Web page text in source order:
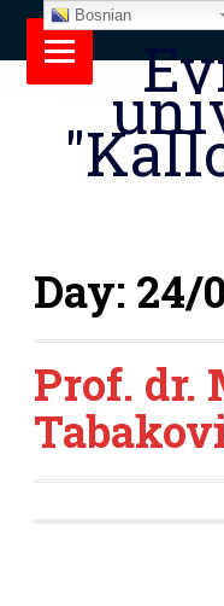
Day: 24/
Prof. dr.
Bosnian